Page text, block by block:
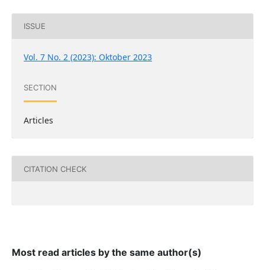
ISSUE
Vol. 7 No. 2 (2023): Oktober 2023
SECTION
Articles
CITATION CHECK
Most read articles by the same author(s)